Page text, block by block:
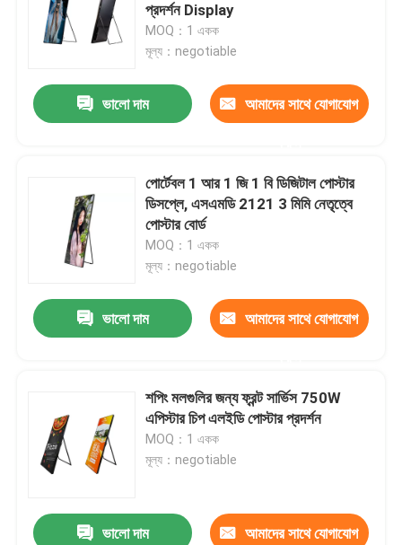
প্রদর্শন Display
MOQ：1 একক
মূল্য：negotiable
ভালো দাম আমাদের সাথে যোগাযোগ
পোর্টেবল 1 আর 1 জি 1 বি ডিজিটাল পোস্টার
ডিসপ্লে, এসএমডি 2121 3 মিমি নেতৃত্বে
পোস্টার বোর্ড
MOQ：1 একক
মূল্য：negotiable
ভালো দাম আমাদের সাথে যোগাযোগ
শপিং মলগুলির জন্য ফ্রন্ট সার্ভিস 750W
এপিস্টার চিপ এলইডি পোস্টার প্রদর্শন
MOQ：1 একক
মূল্য：negotiable
ভালো দাম আমাদের সাথে যোগাযোগ